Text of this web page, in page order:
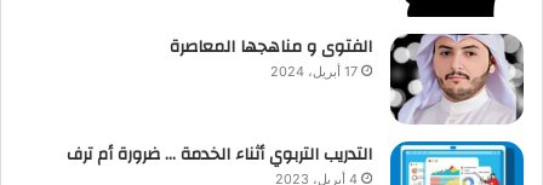
الفتوى و مناهجها المعاصرة
17 أبريل، 2024
التدريب التربوي أثناء الخدمة … ضرورة أم ترف
4 أبريل، 2023